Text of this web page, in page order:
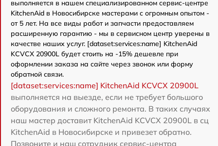
выполняется в нашем специализированном сервис-центре
KitchenAid в Новосибирске мастерами с огромным опытом -
от 5 лет. На все виды работ и запчасти предоставляем
расширенную гарантию - мы в сервисном центр уверены в
качестве наших услуг. [dataset:services:name] KitchenAid
KCVCX 20900L будет стоить на -15% дешевле при
оформлении заказа на сайте через звонок или форму
обратной связи.
[dataset:services:name] KitchenAid KCVCX 20900L
выполняется на выезде, если не требует большого
оборудования и сложного ремонта. В таких случаях
наш мастер доставит KitchenAid KCVCX 20900L в сц
KitchenAid в Новосибирске и привезет обратно.
Позвоните и наш сотрудник сервис-центра